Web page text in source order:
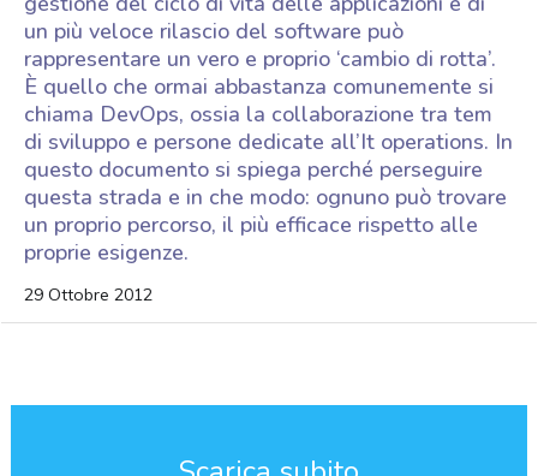
un più veloce rilascio del software può
rappresentare un vero e proprio ‘cambio di rotta’.
È quello che ormai abbastanza comunemente si
chiama DevOps, ossia la collaborazione tra tem
di sviluppo e persone dedicate all’It operations. In
questo documento si spiega perché perseguire
questa strada e in che modo: ognuno può trovare
un proprio percorso, il più efficace rispetto alle
proprie esigenze.
29 Ottobre 2012